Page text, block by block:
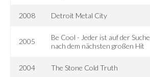
2008 Detroit Metal City
2005
Be Cool - Jeder ist auf der Suche
nach dem nächsten großen Hit
2004 The Stone Cold Truth